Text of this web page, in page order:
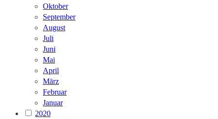
Oktober
September
August
Juli
Juni
Mai
April
März
Februar
Januar
2020